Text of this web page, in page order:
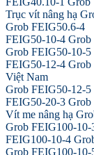
Trục vít nâng hạ
Grob FEIG50.6-4
FEIG50-10-4 Grob
Grob FEIG50-10-5
FEIG50-12-4 Grob
Việt Nam
Grob FEIG50-12-5
FEIG50-20-3 Grob
Vít me nâng hạ
Grob FEIG100-10-
FEIG100-10-4
Grob FEIG100-10-